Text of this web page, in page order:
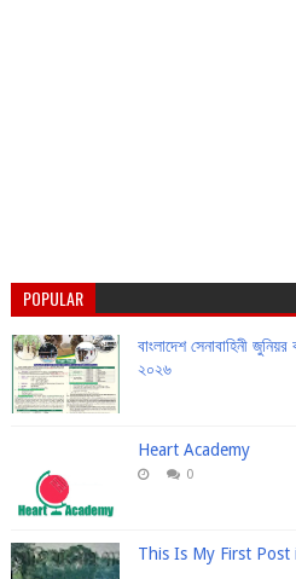
POPULAR
বাংলাদেশ সেনাবাহিনী
২০২৬
Heart Academy
0
This Is My First